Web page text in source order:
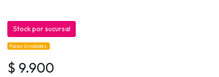
Stock por sucursal
Pocas Unidades.
$ 9.900